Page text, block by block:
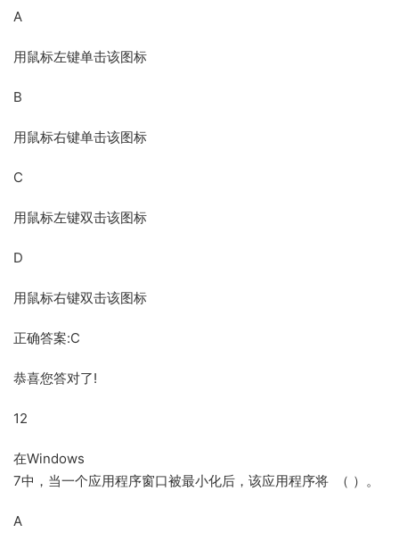
A
用鼠标左键单击该图标
B
用鼠标右键单击该图标
C
用鼠标左键双击该图标
D
用鼠标右键双击该图标
正确答案:C
恭喜您答对了!
12
在Windows
7中，当一个应用程序窗口被最小化后，该应用程序将 （ ）。
A